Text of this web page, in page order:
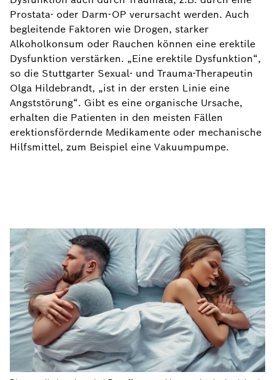
Prostata- oder Darm-OP verursacht werden. Auch
begleitende Faktoren wie Drogen, starker
Alkoholkonsum oder Rauchen können eine erektile
Dysfunktion verstärken. „Eine erektile Dysfunktion“,
so die Stuttgarter Sexual- und Trauma-Therapeutin
Olga Hildebrandt, „ist in der ersten Linie eine
Angststörung“. Gibt es eine organische Ursache,
erhalten die Patienten in den meisten Fällen
erektionsfördernde Medikamente oder mechanische
Hilfsmittel, zum Beispiel eine Vakuumpumpe.